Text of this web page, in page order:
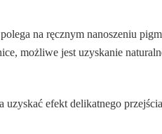
na ręcznym nanoszeniu
możliwe jest uzyskanie
efekt delikatnego